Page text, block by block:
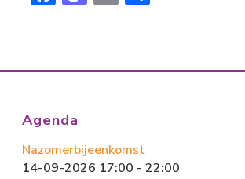
b
ok
o
n
l n
Agenda
Nazomerbijeenkomst
14-09-2026 17:00 - 22:00